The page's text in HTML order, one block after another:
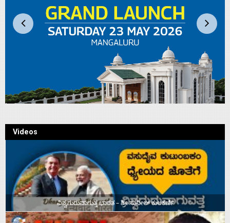
Videos
ವಿಶ್ವಗುರುವಾಗುತ್ತ ಭಾರತ – ಶ್ರೀ ಸುನೀಲ್‌ ಕುಲಕರ್ಣಿ